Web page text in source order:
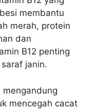
membantu
merah, protein
dan
B12 penting
janin.
mengandung
mencegah cacat